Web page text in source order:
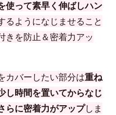
使って素早く伸ばしハン
るようになじませること
きを防止＆密着力アッ
カバーしたい部分は重ね
し時間を置いてからなじ
らに密着力がアップしま